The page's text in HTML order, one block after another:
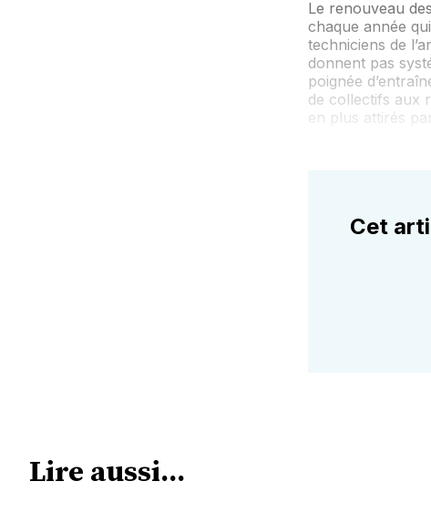
Le renouveau
chaque année
techniciens de
donnent pas
poignée
de collectifs aux
en plus attirés
Cet
Lire aussi...